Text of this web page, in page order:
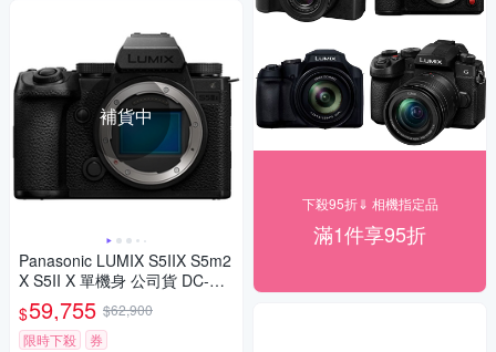
補貨中
Panasonic LUMIX S5IIX S5m2
X S5II X 單機身 公司貨 DC-S5
M2X
$59,755 $62,900
限時下殺
券
下殺95折⇓ 相機指定品
滿1件享95折